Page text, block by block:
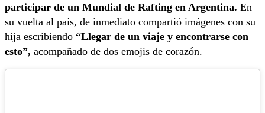
participar de un Mundial de Rafting en Argentina. En
su vuelta al país, de inmediato compartió imágenes con su
hija escribiendo “Llegar de un viaje y encontrarse con
esto”, acompañado de dos emojis de corazón.